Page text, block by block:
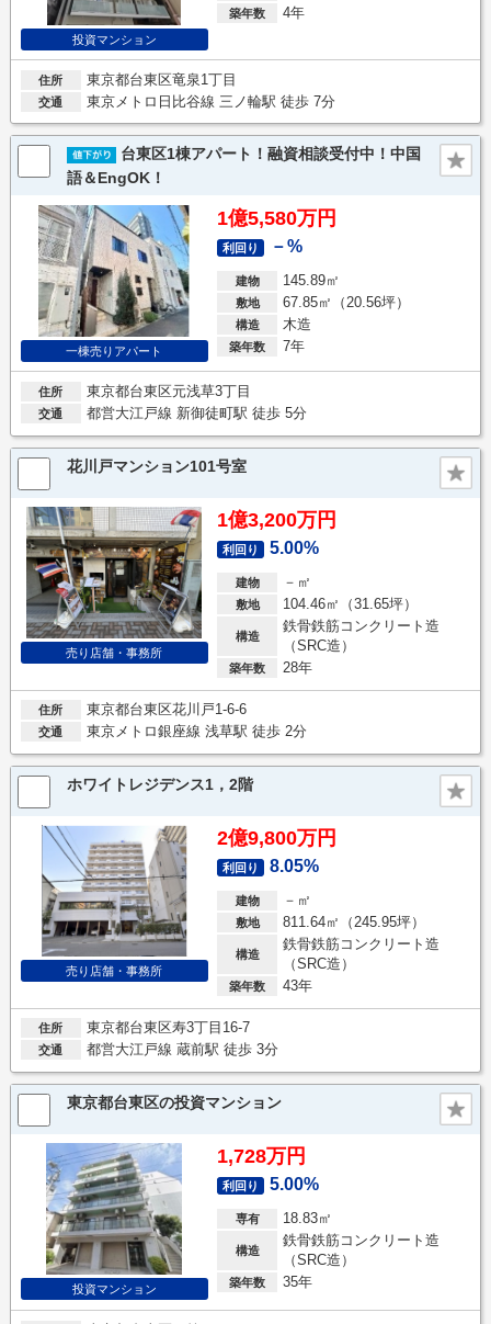
投資マンション
築年数 4年
住所 東京都台東区竜泉1丁目
交通 東京メトロ日比谷線 三ノ輪駅 徒歩 7分
台東区1棟アパート！融資相談受付中！中国
語＆EngOK！
一棟売りアパート
1億5,580万円
利回り －%
建物 145.89㎡
敷地 67.85㎡（20.56坪）
構造 木造
築年数 7年
住所 東京都台東区元浅草3丁目
交通 都営大江戸線 新御徒町駅 徒歩 5分
花川戸マンション101号室
売り店舗・事務所
1億3,200万円
利回り 5.00%
建物 －㎡
敷地 104.46㎡（31.65坪）
構造
鉄骨鉄筋コンクリート造
（SRC造）
築年数 28年
住所 東京都台東区花川戸1-6-6
交通 東京メトロ銀座線 浅草駅 徒歩 2分
ホワイトレジデンス1，2階
売り店舗・事務所
2億9,800万円
利回り 8.05%
建物 －㎡
敷地 811.64㎡（245.95坪）
構造
鉄骨鉄筋コンクリート造
（SRC造）
築年数 43年
住所 東京都台東区寿3丁目16-7
交通 都営大江戸線 蔵前駅 徒歩 3分
東京都台東区の投資マンション
投資マンション
1,728万円
利回り 5.00%
専有 18.83㎡
構造
鉄骨鉄筋コンクリート造
（SRC造）
築年数 35年